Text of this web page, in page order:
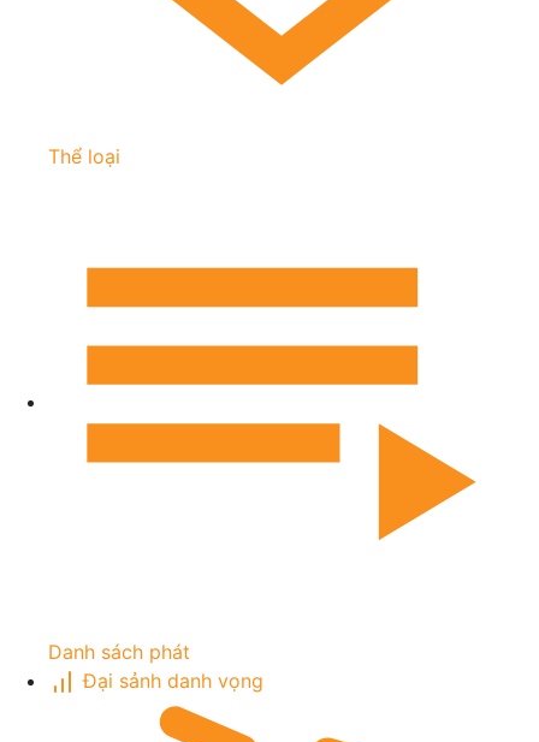
Thể loại
Danh sách phát
Đại sảnh danh vọng